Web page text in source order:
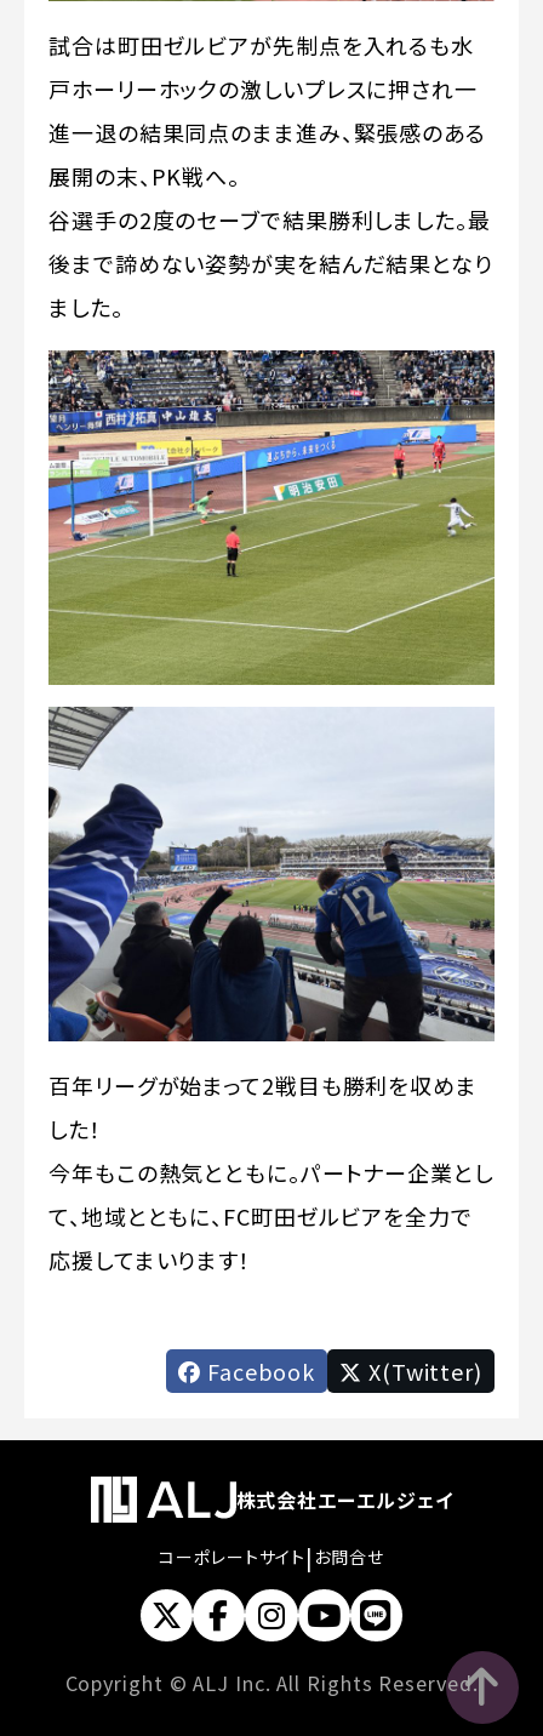
試合は町田ゼルビアが先制点を入れるも水
戸ホーリーホックの激しいプレスに押され一
進一退の結果同点のまま進み、緊張感のある
展開の末、PK戦へ。
谷選手の2度のセーブで結果勝利しました。最
後まで諦めない姿勢が実を結んだ結果となり
ました。
百年リーグが始まって2戦目も勝利を収めま
した！
今年もこの熱気とともに。パートナー企業とし
て、地域とともに、FC町田ゼルビアを全力で
応援してまいります！
Facebook X(Twitter)
株式会社エーエルジェイ
コーポレートサイト | お問合せ
Copyright © ALJ Inc. All Rights Reserved.